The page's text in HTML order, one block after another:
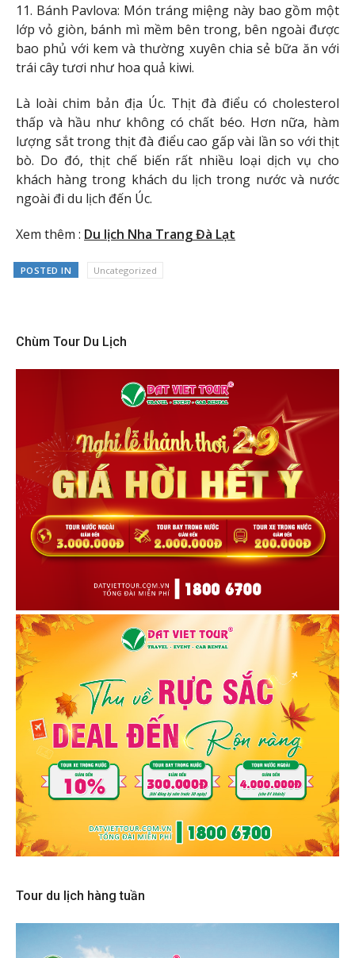
11. Bánh Pavlova: Món tráng miệng này bao gồm một
lớp vỏ giòn, bánh mì mềm bên trong, bên ngoài được
bao phủ với kem và thường xuyên chia sẻ bữa ăn với
trái cây tươi như hoa quả kiwi.
Là loài chim bản địa Úc. Thịt đà điểu có cholesterol
thấp và hầu như không có chất béo. Hơn nữa, hàm
lượng sắt trong thịt đà điểu cao gấp vài lần so với thịt
bò. Do đó, thịt chế biến rất nhiều loại dịch vụ cho
khách hàng trong khách du lịch trong nước và nước
ngoài đi du lịch đến Úc.
Xem thêm : Du lịch Nha Trang Đà Lạt
POSTED IN Uncategorized
Chùm Tour Du Lịch
Tour du lịch hàng tuần